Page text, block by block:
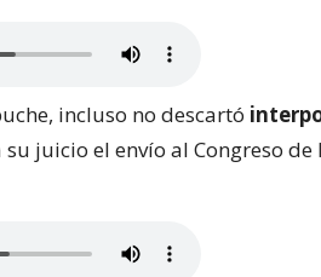
incluso no descartó
juicio el envío al Congreso